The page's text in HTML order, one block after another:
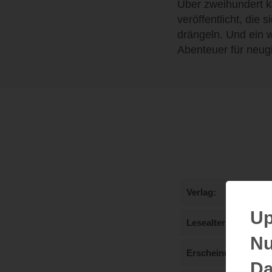
Über zweihundert
veröffentlicht, die
drängeln. Und ein
Abenteuer für
Verlag
Lesealter
Erscheinungstermin